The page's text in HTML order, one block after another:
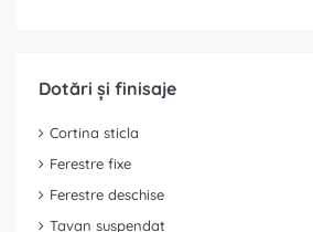
Dotări și finisaje
Cortina sticla
Ferestre fixe
Ferestre deschise
Tavan suspendat